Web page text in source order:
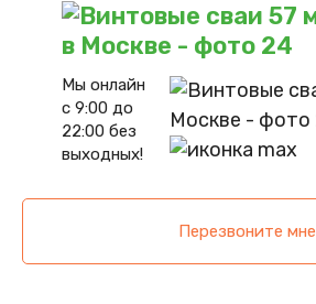
Перезвоните мне
Мы онлайн
с 9:00 до
22:00 без
выходных!